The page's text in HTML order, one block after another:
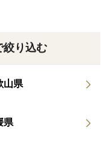
絞り込む
山県
県